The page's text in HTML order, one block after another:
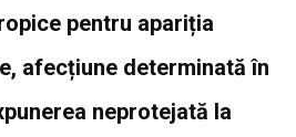
pentru apariția
afecțiune determinată în
neprotejată la